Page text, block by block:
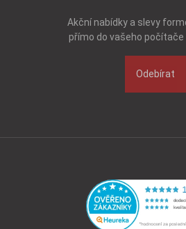
Akční nabídky a slevy
přímo do vašeho počítače
Odebírat